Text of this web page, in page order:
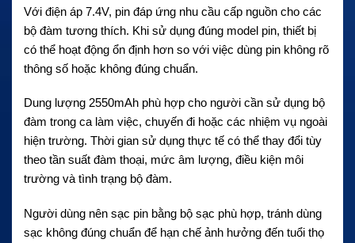
Với điện áp 7.4V, pin đáp ứng nhu cầu cấp nguồn cho các
bộ đàm tương thích. Khi sử dụng đúng model pin, thiết bị
có thể hoạt động ổn định hơn so với việc dùng pin không rõ
thông số hoặc không đúng chuẩn.
Dung lượng 2550mAh phù hợp cho người cần sử dụng bộ
đàm trong ca làm việc, chuyến đi hoặc các nhiệm vụ ngoài
hiện trường. Thời gian sử dụng thực tế có thể thay đổi tùy
theo tần suất đàm thoại, mức âm lượng, điều kiện môi
trường và tình trạng bộ đàm.
Người dùng nên sạc pin bằng bộ sạc phù hợp, tránh dùng
sạc không đúng chuẩn để hạn chế ảnh hưởng đến tuổi thọ